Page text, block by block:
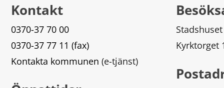
Kontakt
0370-37 70 00
0370-37 77 11 (fax)
Kontakta kommunen (e-tjänst)
Stadshuset
Kyrktorget